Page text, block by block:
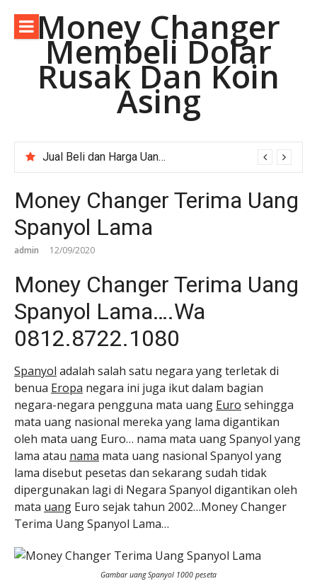
konten Money Changer
Membeli Dolar
Rusak Dan Koin
Asing
Jual Beli dan Harga Uang Asing Rupee Pakistan di Depok Jawa Barat.
Money Changer Terima Uang
Spanyol Lama
admin 12/09/2020
Money Changer Terima Uang
Spanyol Lama….Wa
0812.8722.1080
Spanyol adalah salah satu negara yang terletak di
benua Eropa negara ini juga ikut dalam bagian
negara-negara pengguna mata uang Euro sehingga
mata uang nasional mereka yang lama digantikan
oleh mata uang Euro… nama mata uang Spanyol yang
lama atau nama mata uang nasional Spanyol yang
lama disebut pesetas dan sekarang sudah tidak
dipergunakan lagi di Negara Spanyol digantikan oleh
mata uang Euro sejak tahun 2002…Money Changer
Terima Uang Spanyol Lama…
Gambar uang Spanyol 1000 peseta